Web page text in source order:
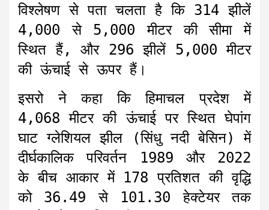
विश्लेषण से पता चलता है कि 314 झीलें
4,000 से 5,000 मीटर की सीमा में
स्थित हैं, और 296 झीलें 5,000 मीटर
की ऊंचाई से ऊपर हैं।
इसरो ने कहा कि हिमाचल प्रदेश में
4,068 मीटर की ऊंचाई पर स्थित घेपांग
घाट ग्लेशियल झील (सिंधु नदी बेसिन) में
दीर्घकालिक परिवर्तन 1989 और 2022
के बीच आकार में 178 प्रतिशत की वृद्धि
को 36.49 से 101.30 हेक्टेयर तक